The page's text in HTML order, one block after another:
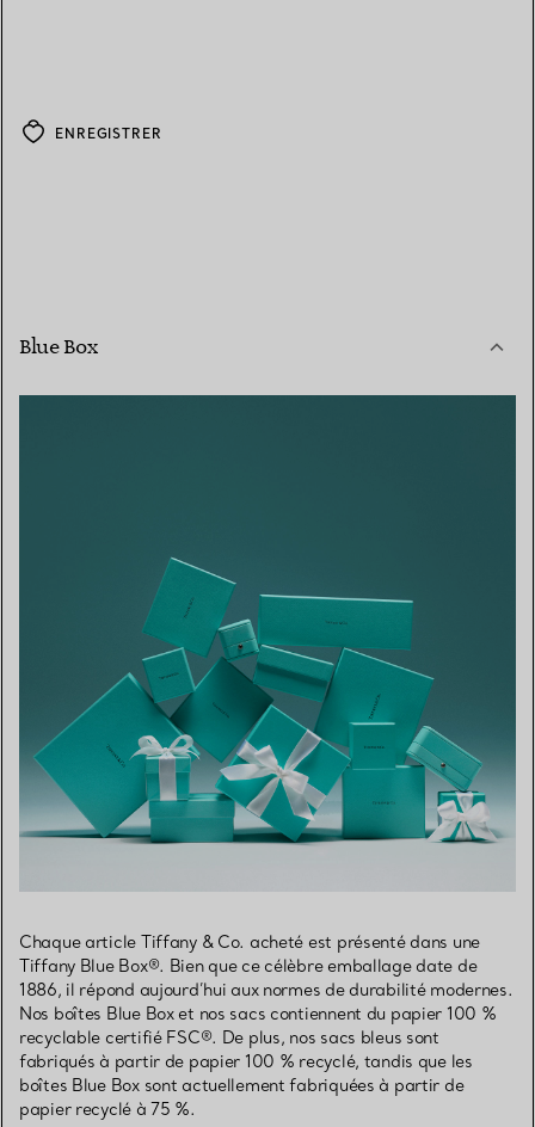
ENREGISTRER
Blue Box
Chaque article Tiffany & Co. acheté est présenté dans une
Tiffany Blue Box®. Bien que ce célèbre emballage date de
1886, il répond aujourd’hui aux normes de durabilité modernes.
Nos boîtes Blue Box et nos sacs contiennent du papier 100 %
recyclable certifié FSC®. De plus, nos sacs bleus sont
fabriqués à partir de papier 100 % recyclé, tandis que les
boîtes Blue Box sont actuellement fabriquées à partir de
papier recyclé à 75 %.